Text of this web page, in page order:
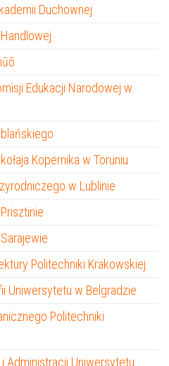
Duchownej
Edukacji Narodowej w
Kopernika w Toruniu
w Lublinie
Politechniki Krakowskiej
Uniwersytetu w Belgradzie
Politechniki
Administracji Uniwersytetu